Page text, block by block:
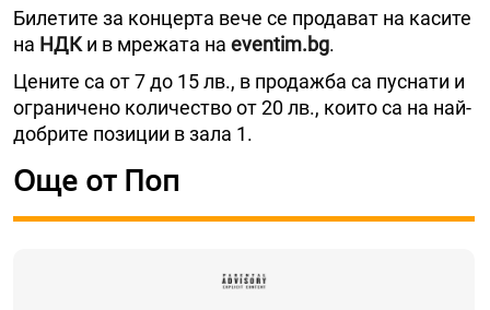
Билетите за концерта вече се продават на касите
на НДК и в мрежата на eventim.bg.
Цените са от 7 до 15 лв., в продажба са пуснати и
ограничено количество от 20 лв., които са на най-
добрите позиции в зала 1.
Още от Поп